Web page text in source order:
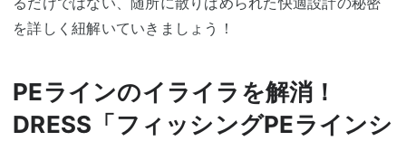
を詳しく紐解いていきましょう！
PEラインのイライラを解消！
DRESS「フィッシングPEラインシ